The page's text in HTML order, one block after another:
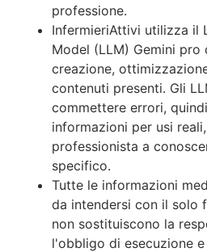
professione.
InfermieriAttivi utilizza il
Model (LLM) Gemini pro
creazione,
contenuti presenti. Gli
commettere errori,
informazioni per usi
professionista a
specifico.
Tutte le informazioni
da intendersi con il solo
non sostituiscono la
l'obbligo di esecuzione